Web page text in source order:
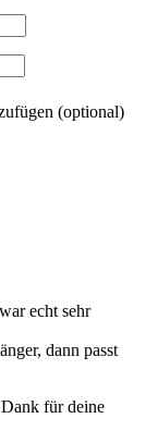
(optional)
echt sehr
dann passt
für deine